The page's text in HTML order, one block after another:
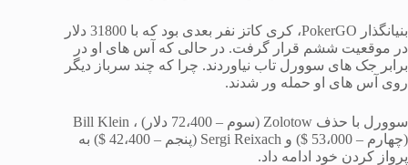
بنیانگذار PokerGO، کری کاتز نفر بعدی بود که با 31800 دلار
در موقعیت ششم قرار گرفت. در حالی که آس های او در
برابر جک های سوورل تاب نیاوردند. چرا که چند سرباز دیگر
روی آس های او حمله ور شدند.
سوورل با حذف Zolotow (سوم – 72،400 دلار) ، Bill Klein
(چهارم – 53،000 $) و Sergi Reixach (پنجم – 42،400 $) به
پرواز کردن خود ادامه داد.